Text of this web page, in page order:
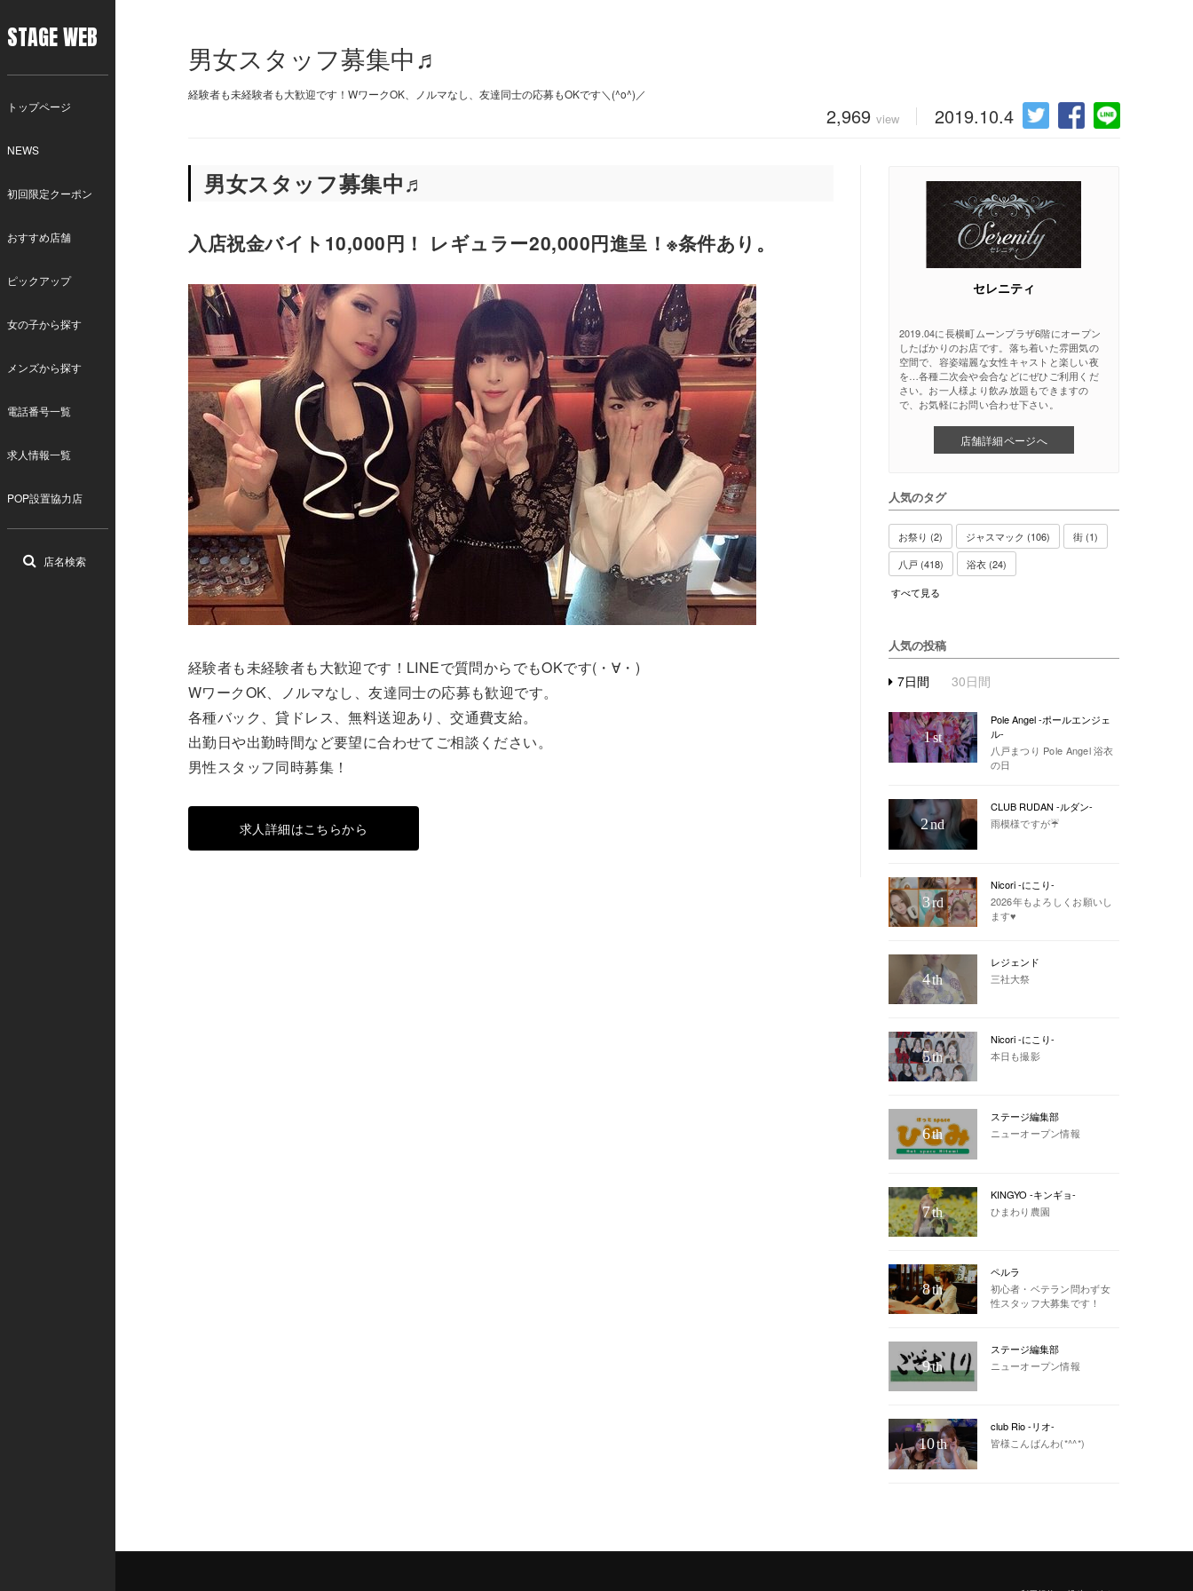
STAGE WEB
トップページ
NEWS
初回限定クーポン
おすすめ店舗
ピックアップ
女の子から探す
メンズから探す
電話番号一覧
求人情報一覧
POP設置協力店
店名検索
男女スタッフ募集中♬
経験者も未経験者も大歓迎です！WワークOK、ノルマなし、友達同士の応募もOKです＼(^o^)／
2,969 view 2019.10.4
男女スタッフ募集中♬
入店祝金バイト10,000円！ レギュラー20,000円進呈！※条件あり。
経験者も未経験者も大歓迎です！LINEで質問からでもOKです(・∀・)
WワークOK、ノルマなし、友達同士の応募も歓迎です。
各種バック、貸ドレス、無料送迎あり、交通費支給。
出勤日や出勤時間など要望に合わせてご相談ください。
男性スタッフ同時募集！
求人詳細はこちらから
セレニティ
2019.04に長横町ムーンプラザ6階にオープン
したばかりのお店です。落ち着いた雰囲気の
空間で、容姿端麗な女性キャストと楽しい夜
を…各種二次会や会合などにぜひご利用くだ
さい。お一人様より飲み放題もできますの
で、お気軽にお問い合わせ下さい。
店舗詳細ページへ
人気のタグ
お祭り (2) ジャスマック (106)
街 (1)
八戸 (418)
浴衣 (24)
すべて見る
人気の投稿
7日間 30日間
1st
Pole Angel -ポールエンジェ
ル-
八戸まつり Pole Angel 浴衣
の日
2nd
CLUB RUDAN -ルダン-
雨模様ですが☔️
3rd
Nicori -にこり-
2026年もよろしくお願いし
ます♥
4th
レジェンド
三社大祭
5th
Nicori -にこり-
本日も撮影
6th
ステージ編集部
ニューオープン情報
7th
KINGYO -キンギョ-
ひまわり農園
8th
ペルラ
初心者・ベテラン問わず女
性スタッフ大募集です！
9th
ステージ編集部
ニューオープン情報
10th
club Rio -リオ-
皆様こんばんわ(*^^*)